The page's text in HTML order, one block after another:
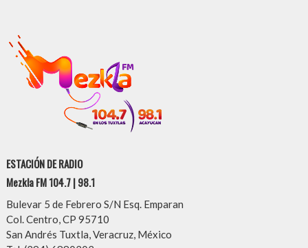
ESTACIÓN DE RADIO
Mezkla FM 104.7 | 98.1
Bulevar 5 de Febrero S/N Esq. Emparan
Col. Centro, CP 95710
San Andrés Tuxtla, Veracruz, México